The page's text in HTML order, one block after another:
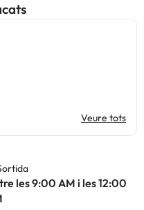
Veure tots
les 9:00 AM i les 12:00